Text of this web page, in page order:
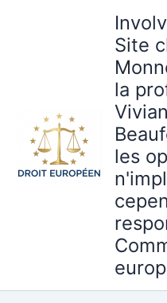
Site
la
les